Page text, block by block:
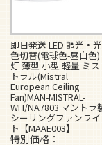
即日発送 LED 調光・光
色切替(電球色-昼白色)
灯 薄型 小型 軽量 ミス
トラル(Mistral
European Ceiling
Fan)MAN-MISTRAL-
WH/NA7803 マントラ
シーリングファンライ
ト【MAAE003】
特別価格